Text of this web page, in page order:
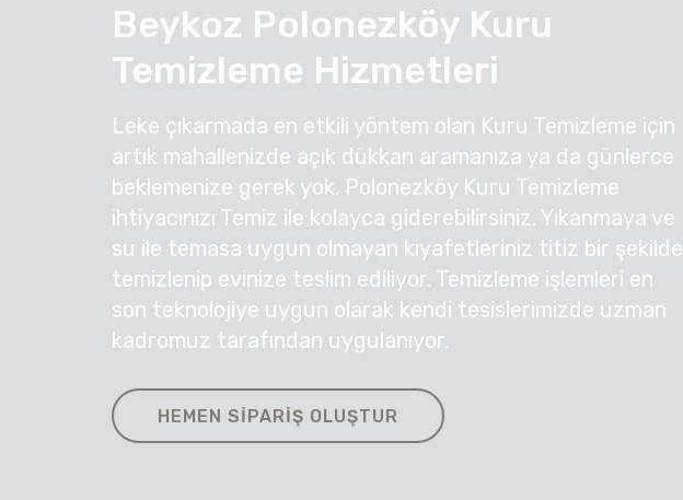
Beykoz Polonezköy Kuru
Temizleme Hizmetleri
Leke çıkarmada en etkili yöntem olan Kuru Temizleme için
artık mahallenizde açık dükkan aramanıza ya da günlerce
beklemenize gerek yok. Polonezköy Kuru Temizleme
ihtiyacınızı Temiz ile kolayca giderebilirsiniz. Yıkanmaya ve
su ile temasa uygun olmayan kıyafetleriniz titiz bir şekilde
temizlenip evinize teslim ediliyor. Temizleme işlemleri en
son teknolojiye uygun olarak kendi tesislerimizde uzman
kadromuz tarafından uygulanıyor.
HEMEN SIPARIŞ OLUŞTUR